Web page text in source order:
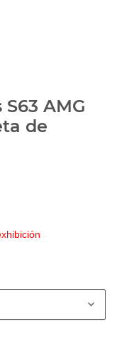
AMG
de